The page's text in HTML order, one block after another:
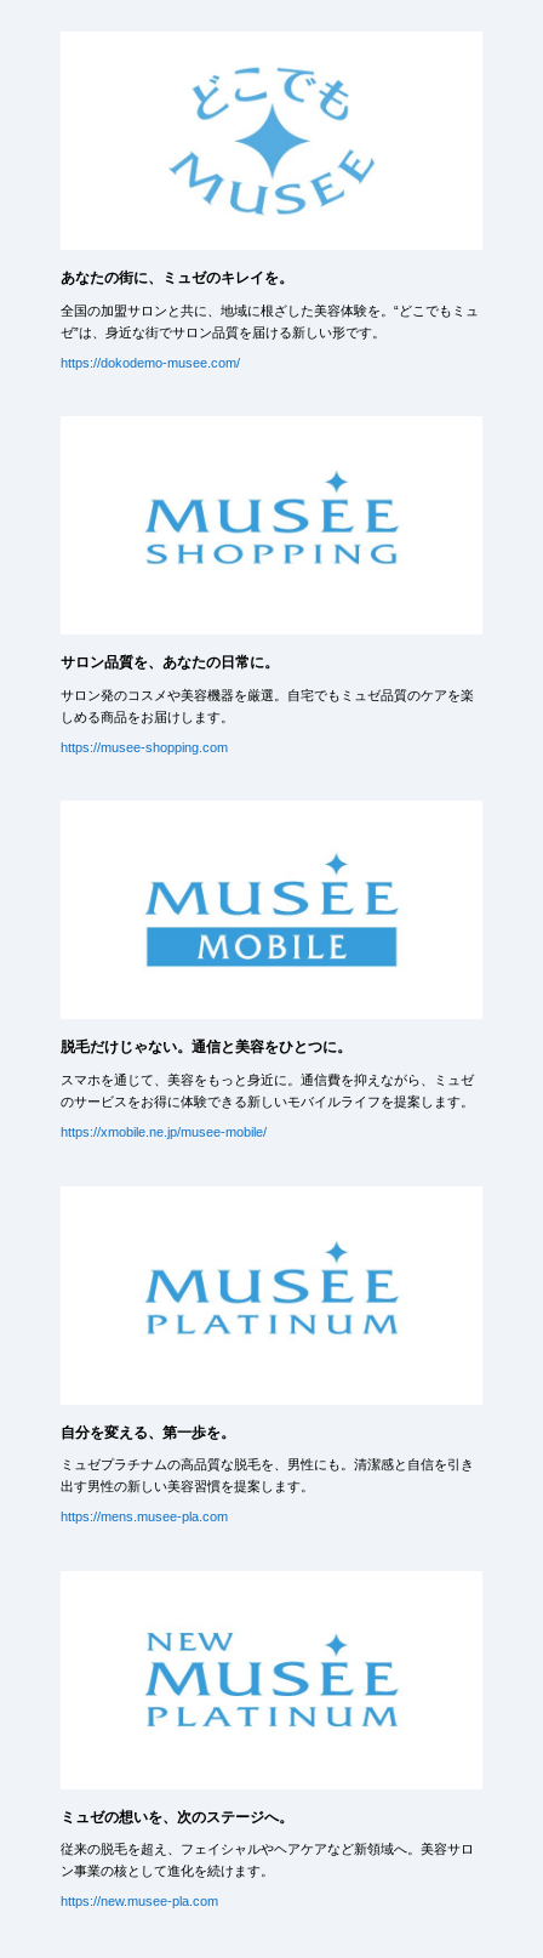
あなたの街に、ミュゼのキレイを。
全国の加盟サロンと共に、地域に根ざした美容体験を。“どこでもミュ
ゼ”は、身近な街でサロン品質を届ける新しい形です。
https://dokodemo-musee.com/
サロン品質を、あなたの日常に。
サロン発のコスメや美容機器を厳選。自宅でもミュゼ品質のケアを楽
しめる商品をお届けします。
https://musee-shopping.com
脱毛だけじゃない。通信と美容をひとつに。
スマホを通じて、美容をもっと身近に。通信費を抑えながら、ミュゼ
のサービスをお得に体験できる新しいモバイルライフを提案します。
https://xmobile.ne.jp/musee-mobile/
自分を変える、第一歩を。
ミュゼプラチナムの高品質な脱毛を、男性にも。清潔感と自信を引き
出す男性の新しい美容習慣を提案します。
https://mens.musee-pla.com
ミュゼの想いを、次のステージへ。
従来の脱毛を超え、フェイシャルやヘアケアなど新領域へ。美容サロ
ン事業の核として進化を続けます。
https://new.musee-pla.com